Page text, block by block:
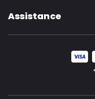
Assistance